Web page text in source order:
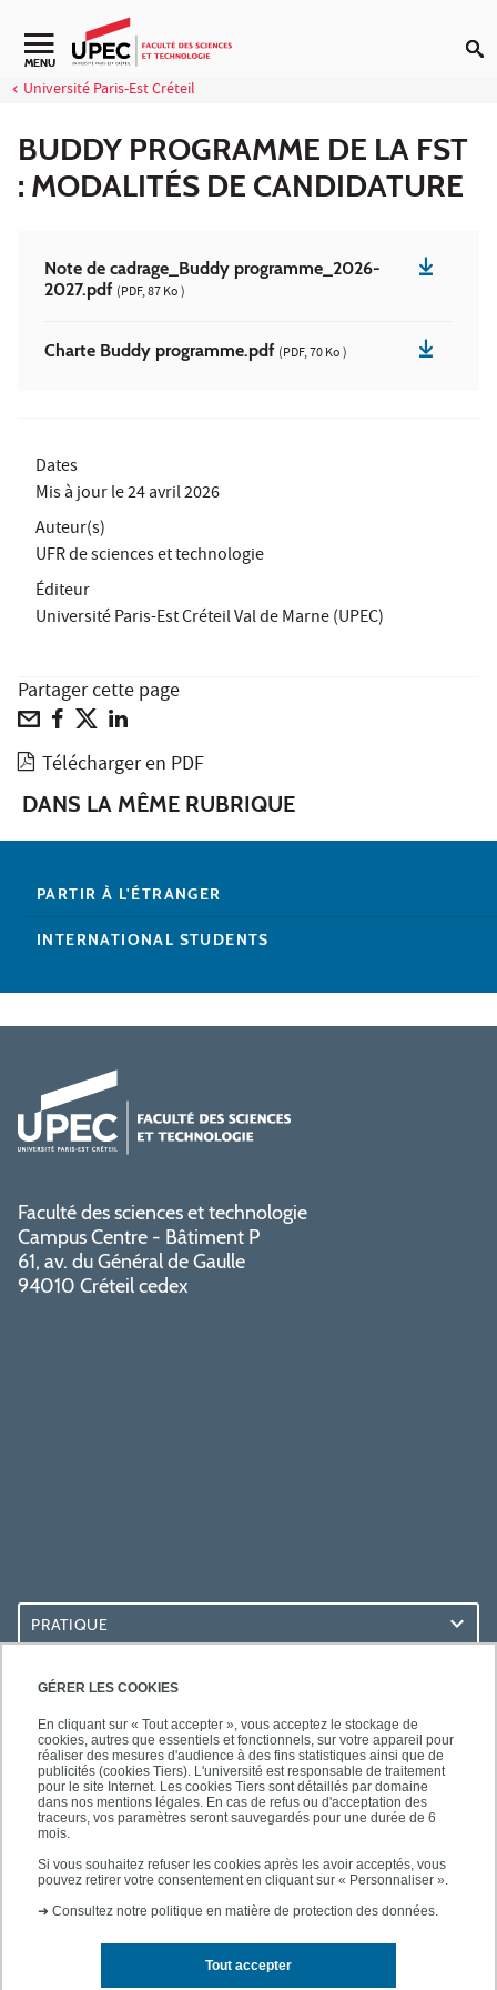
GÉRER LES COOKIES
En cliquant sur « Tout accepter », vous acceptez le stockage de
cookies, autres que essentiels et fonctionnels, sur votre appareil pour
réaliser des mesures d'audience à des fins statistiques ainsi que de
publicités (cookies Tiers). L'université est responsable de traitement
pour le site Internet. Les cookies Tiers sont détaillés par domaine
dans nos mentions légales. En cas de refus ou d'acceptation des
traceurs, vos paramètres seront sauvegardés pour une durée de 6
mois.
Si vous souhaitez refuser les cookies après les avoir acceptés, vous
pouvez retirer votre consentement en cliquant sur « Personnaliser ».
➜ Consultez notre politique en matière de protection des données.
Tout accepter
Aller au contenu
Navigation secondaire
MENU
Université Paris-Est Créteil
BUDDY PROGRAMME DE LA FST
: MODALITÉS DE CANDIDATURE
Note de cadrage_Buddy programme_2026-
2027.pdf (PDF, 87 Ko )
Charte Buddy programme.pdf (PDF, 70 Ko )
Dates
Mis à jour le24 avril 2026
Auteur(s)
UFR de sciences et technologie
Éditeur
Université Paris-Est Créteil Val de Marne (UPEC)
Partager cette page
Télécharger en PDF
DANS LA MÊME RUBRIQUE
PARTIR À L'ÉTRANGER
INTERNATIONAL STUDENTS
Faculté des sciences et technologie
Campus Centre - Bâtiment P
61, av. du Général de Gaulle
94010 Créteil cedex
PRATIQUE
ACCÈS RAPIDES
SUIVEZ-NOUS
Mentions légales